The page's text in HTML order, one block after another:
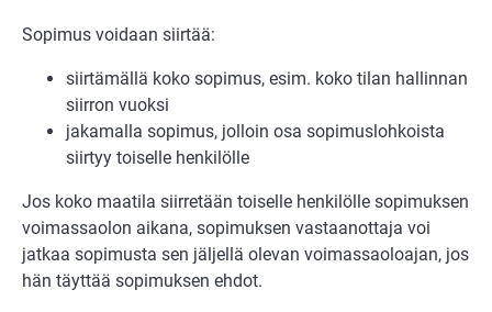
Sopimus voidaan siirtää:
siirtämällä koko sopimus, esim. koko tilan hallinnan
siirron vuoksi
jakamalla sopimus, jolloin osa sopimuslohkoista
siirtyy toiselle henkilölle
Jos koko maatila siirretään toiselle henkilölle sopimuksen
voimassaolon aikana, sopimuksen vastaanottaja voi
jatkaa sopimusta sen jäljellä olevan voimassaoloajan, jos
hän täyttää sopimuksen ehdot.